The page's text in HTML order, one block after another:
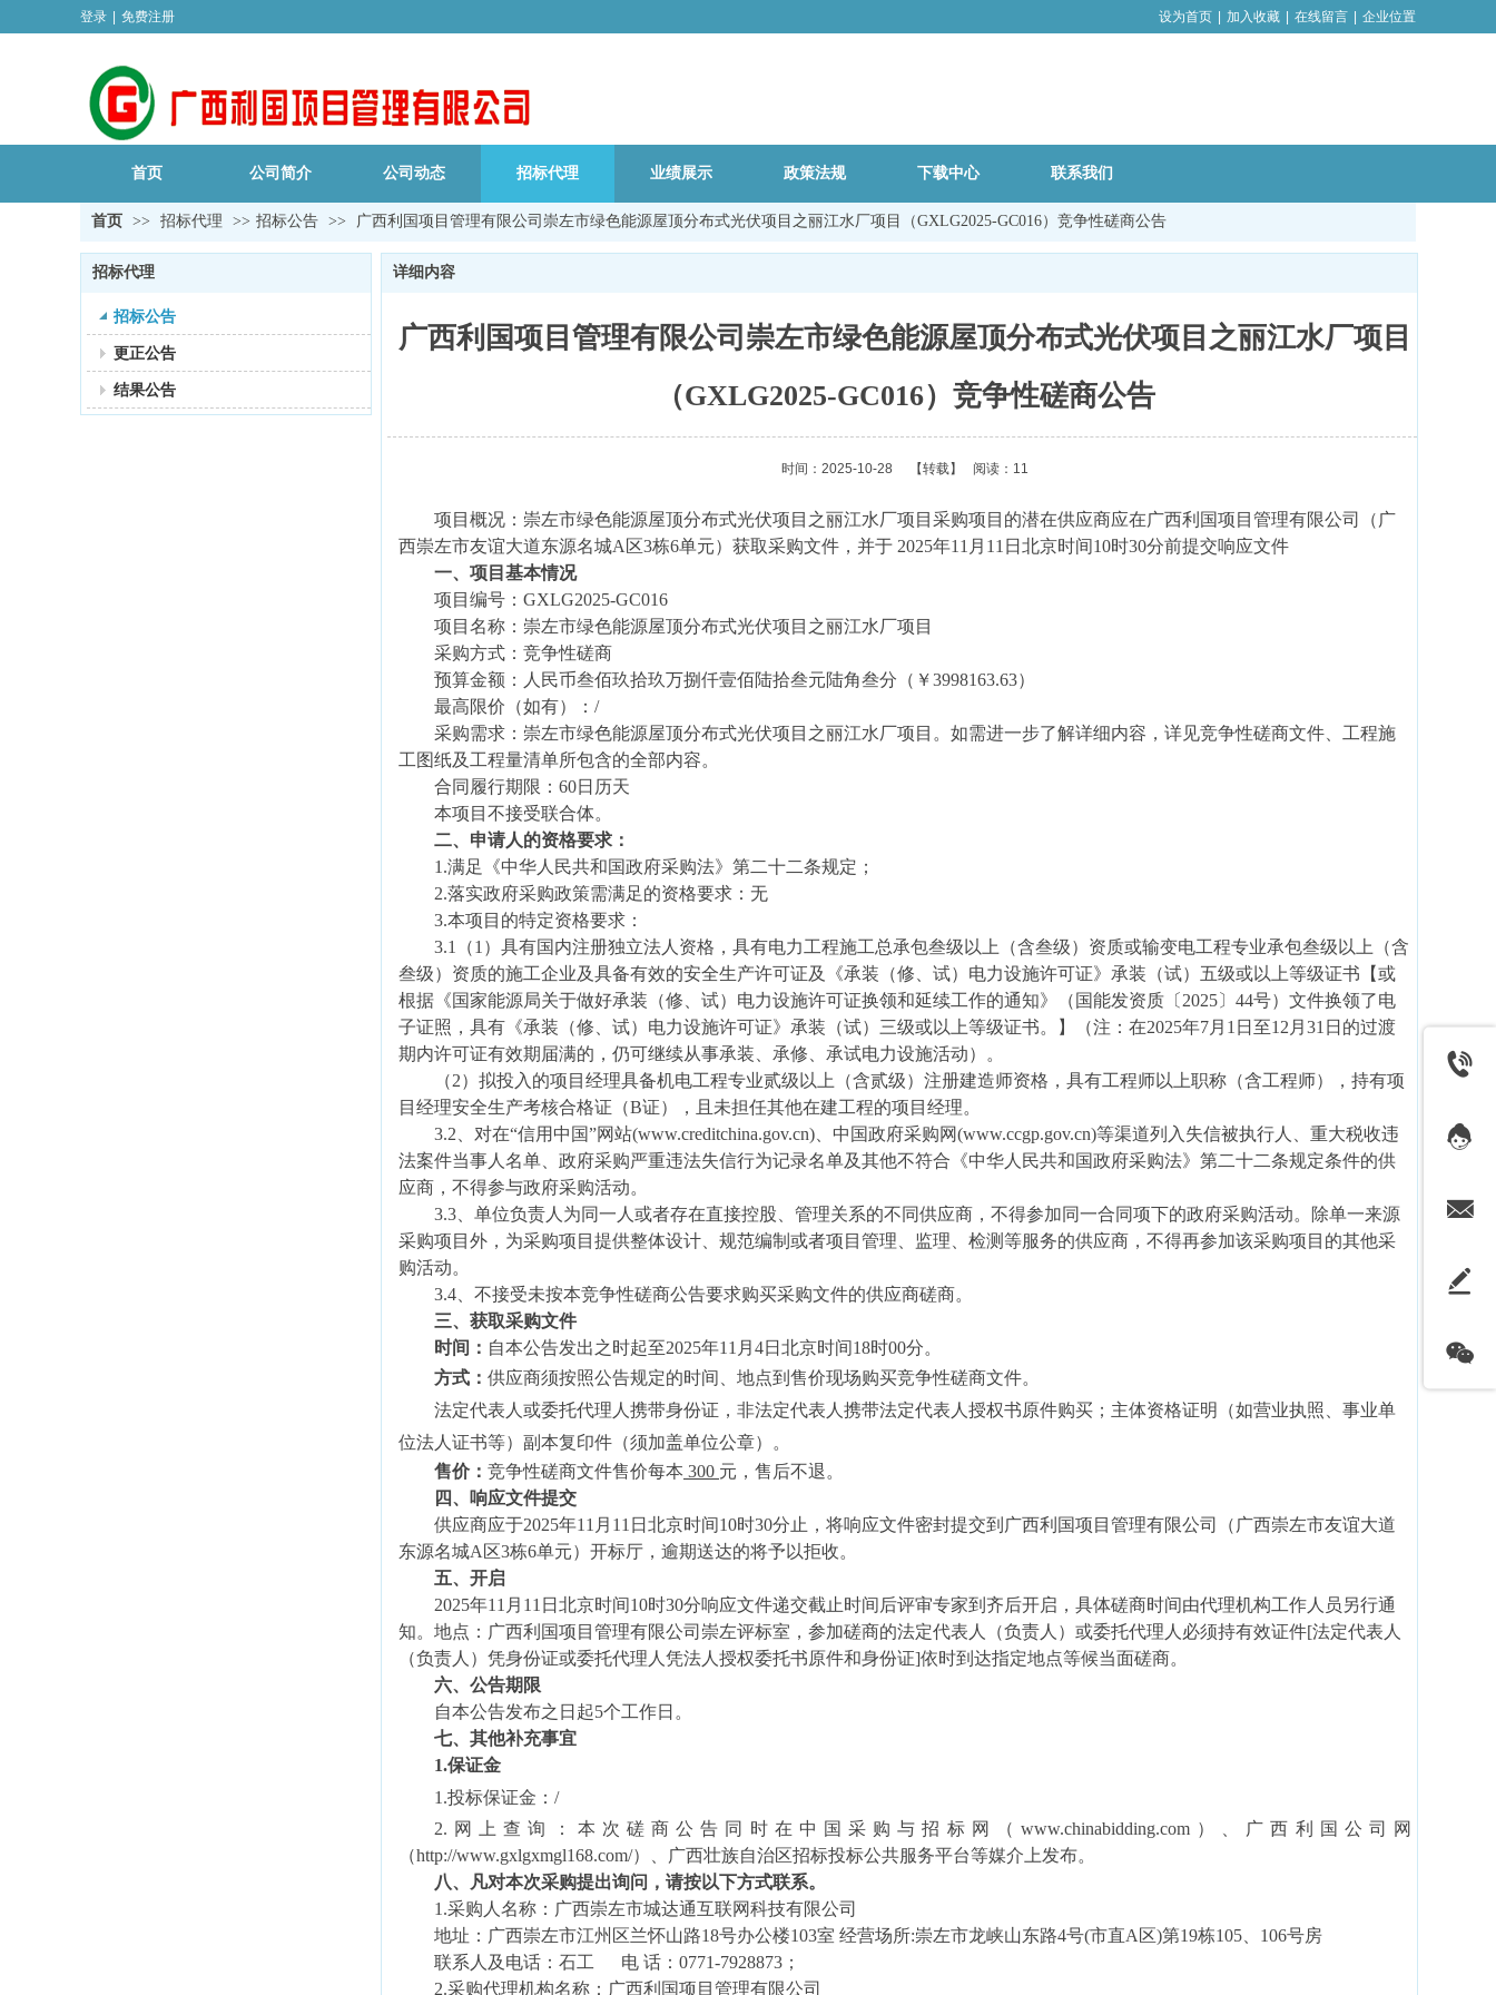
登录 免费注册 设为首页 加入收藏 在线留言 企业位置
首页 公司简介 公司动态 招标代理 业绩展示 政策法规 下载中心 联系我们
首页 >> 招标代理 >> 招标公告 >> 广西利国项目管理有限公司崇左市绿色能源屋顶分布式光伏项目之丽江水厂项目（GXLG2025-GC016）竞争性磋商公告
招标代理
招标公告
更正公告
结果公告
详细内容
广西利国项目管理有限公司崇左市绿色能源屋顶分布式光伏项目之丽江水厂项目
（GXLG2025-GC016）竞争性磋商公告
时间：2025-10-28 【转载】 阅读：11
项目概况： 崇左市绿色能源屋顶分布式光伏项目之丽江水厂项目 采购项目的潜在供应商应在广西利国项目管理有限公司
（广
西崇左市友谊大道东源名城A区3栋6单元）获取采购文件 ，并于 2025年11月11日北京时间10时30分前提交响应文件
一、项目基本情况
项目编号： GXLG2025-GC016
项目名称： 崇左市绿色能源屋顶分布式光伏项目之丽江水厂项目
采购方式：竞争性磋商
预算金额：
人民币叁佰玖拾玖万捌仟壹佰陆拾叁元陆角叁分 （￥3998163.63）
最高限价（如有）： /
采购需求： 崇左市绿色能源屋顶分布式光伏项目之丽江水厂项目 。如需进一步了解详细内容，详见竞争性磋商文件、工程施
工图纸及工程量清单所包含的全部内容。
合同履行期限： 60日历天
本项目不接受联合体。
二、申请人的资格要求：
1.满足《中华人民共和国政府采购法》第二十二条规定；
2.落实政府采购政策需满足的资格要求： 无
3.本项目的特定资格要求：
3.1
（1）具有国内注册独立法人资格，具有电力工程施工总承包叁级以上（含叁级）资质或输变电工程专业承包叁级以上（含
叁级）资质的施工企业及具备有效的安全生产许可证及《承装（修、试）电力设施许可证》承装（试）五级或以上等级证书【或
根据《国家能源局关于做好承装（修、试）电力设施许可证换领和延续工作的通知》（国能发资质〔2025〕44号）文件换领了电
子证照，具有《承装（修、试）电力设施许可证》承装（试）三级或以上等级证书。】（注：在2025年7月1日至12月31日的过渡
期内许可证有效期届满的，仍可继续从事承装、承修、承试电力设施活动）。
（2）拟投入的项目经理具备机电工程专业贰级以上（含贰级）注册建造师资格，具有工程师以上职称（含工程师），持有项
目经理安全生产考核合格证（B证），且未担任其他在建工程的项目经理。
3.2、对在“信用中国”网站(www.creditchina.gov.cn)、中国政府采购网(www.ccgp.gov.cn)等渠道列入失信被执行人、重大税收违
法案件当事人名单、政府采购严重违法失信行为记录名单及其他不符合《中华人民共和国政府采购法》第二十二条规定条件的供
应商，不得参与政府采购活动。
3.3、单位负责人为同一人或者存在直接控股、管理关系的不同供应商，不得参加同一合同项下的政府采购活动。除单一来源
采购项目外，为采购项目提供整体设计、规范编制或者项目管理、监理、检测等服务的供应商，不得再参加该采购项目的其他采
购活动。
3.4、不接受未按本竞争性磋商公告要求购买采购文件的供应商磋商。
三、获取采购文件
时间： 自本公告发出之时起至2025年11 月 4日北京时间18时00分。
方式： 供应商须按照公告规定的时间、地点到售价现场购买竞争性磋商文件。
法定代表人或委托代理人携带身份证，非法定代表人携带法定代表人授权书原件购买；主体资格证明（如营业执照、事业单
位法人证书等）副本复印件（须加盖单位公章）。
售价： 竞争性磋商文件售价每本 300 元，售后不退。
四、响应文件提交
供应商应于2025年11月11日北京时间10时30分 止，将响应文件密封提交到 广西利国项目管理有限公司
（广西崇左市友谊大道
东源名城A区3栋6单元）开标厅，逾期送达的将予以拒收。
五、开启
2025年11月11日北京时间10时30分响应文件递交截止时间后评审专家到齐后开启，具体磋商时间由代理机构工作人员另行通
知。地点： 广西利国项目管理有限公司 崇左评标室，参加磋商的法定代表人（负责人）或委托代理人必须持有效证件[法定代表人
（负责人）凭身份证或委托代理人凭法人授权委托书原件和身份证]依时到达指定地点等候当面磋商。
六、公告期限
自本公告发布之日起5个工作日。
七、其他补充事宜
1.保证金
1.投标保证金： /
2.网上查询：本次磋商公告同时在中国采购与招标网（www.chinabidding.com）
、广西利国公司网
（http://www.gxlgxmgl168.com/）、 广西壮族自治区招标投标公共服务平台等媒介上发布。
八、凡对本次采购提出询问，请按以下方式联系。
1.采购人名称： 广西崇左市城达通互联网科技有限公司
地址：广西崇左市江州区兰怀山路18号办公楼103室 经营场所:崇左市龙峡山东路4号(市直A区)第19栋105、106号房
联系人及电话： 石工 电 话： 0771-7928873 ；
2.采购代理机构名称： 广西利国项目管理有限公司